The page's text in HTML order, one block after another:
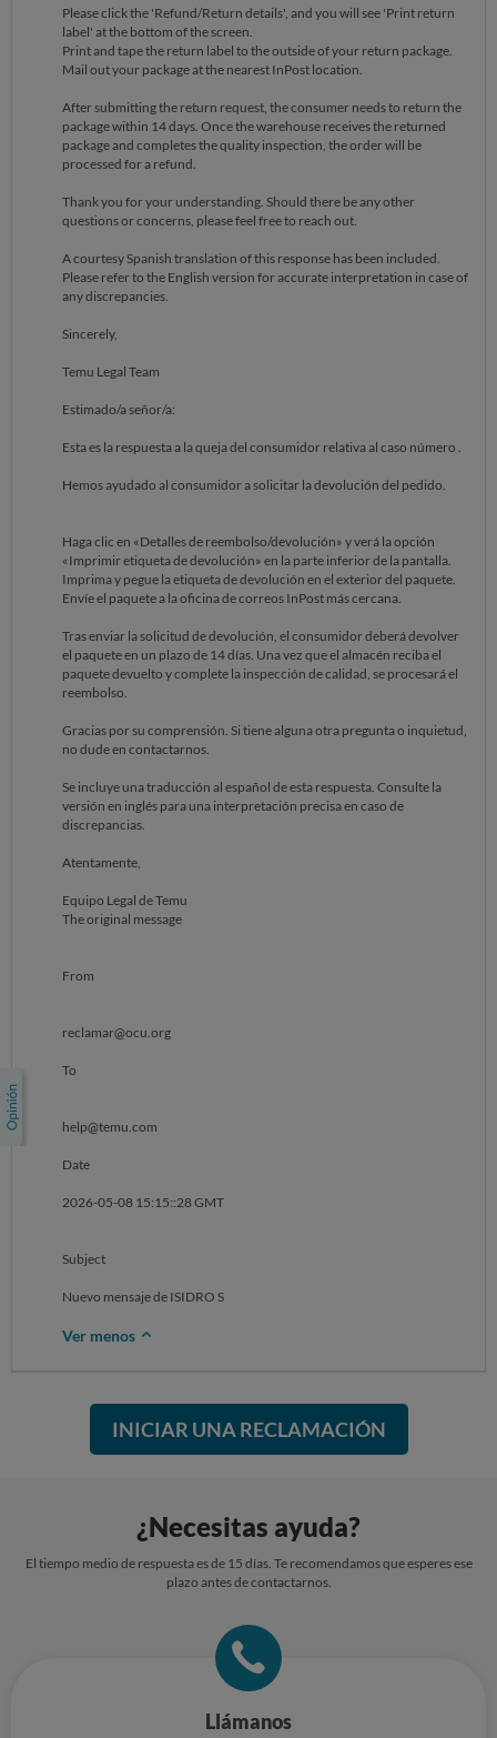
To
help@temu.com
Date
2026-05-07 15:01::04 GMT
Subject
Please click the 'Refund/Return details', and you will see 'Print return
label' at the bottom of the screen.
Print and tape the return label to the outside of your return package.
Mail out your package at the nearest InPost location.
After submitting the return request, the consumer needs to return the
package within 14 days. Once the warehouse receives the returned
package and completes the quality inspection, the order will be
processed for a refund.
Thank you for your understanding. Should there be any other
questions or concerns, please feel free to reach out.
A courtesy Spanish translation of this response has been included.
Please refer to the English version for accurate interpretation in case of
any discrepancies.
Sincerely,
Temu Legal Team
Estimado/a señor/a:
Esta es la respuesta a la queja del consumidor relativa al caso número .
Hemos ayudado al consumidor a solicitar la devolución del pedido.
Haga clic en «Detalles de reembolso/devolución» y verá la opción
«Imprimir etiqueta de devolución» en la parte inferior de la pantalla.
Imprima y pegue la etiqueta de devolución en el exterior del paquete.
Envíe el paquete a la oficina de correos InPost más cercana.
Tras enviar la solicitud de devolución, el consumidor deberá devolver
el paquete en un plazo de 14 días. Una vez que el almacén reciba el
paquete devuelto y complete la inspección de calidad, se procesará el
reembolso.
Gracias por su comprensión. Si tiene alguna otra pregunta o inquietud,
no dude en contactarnos.
Se incluye una traducción al español de esta respuesta. Consulte la
versión en inglés para una interpretación precisa en caso de
discrepancias.
Atentamente,
Equipo Legal de Temu
The original message
From
reclamar@ocu.org
To
help@temu.com
Date
2026-05-08 15:15::28 GMT
Subject
Nuevo mensaje de ISIDRO S
Ver menos
INICIAR UNA RECLAMACIÓN
¿Necesitas ayuda?
El tiempo medio de respuesta es de 15 días. Te recomendamos que esperes ese
plazo antes de contactarnos.
Llámanos